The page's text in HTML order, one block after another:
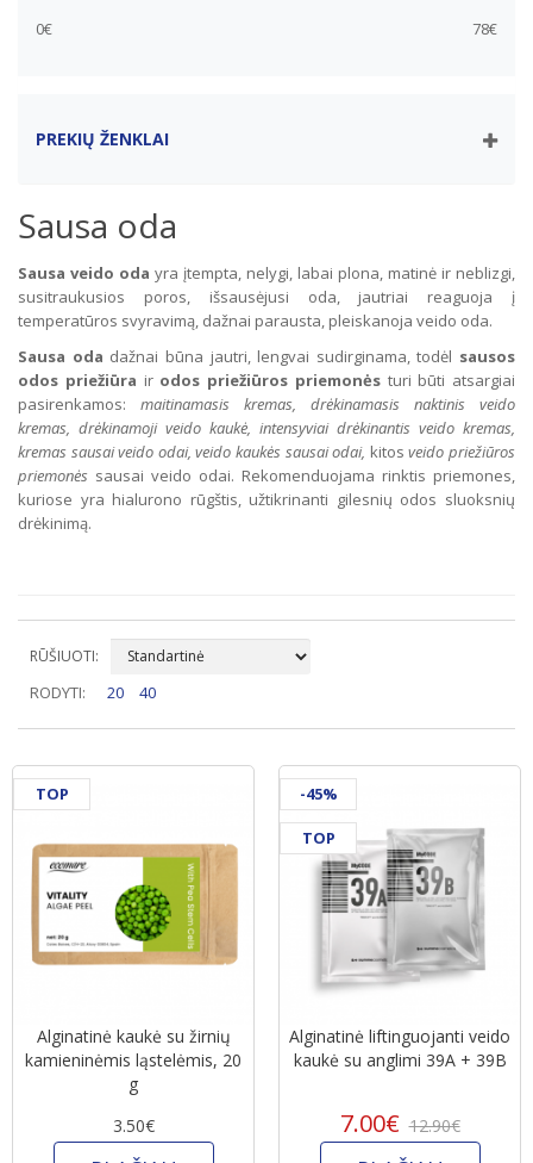
0€ 78€
PREKIŲ ŽENKLAI
Sausa oda
Sausa veido oda yra įtempta, nelygi, labai plona, matinė ir neblizgi,
susitraukusios poros, išsausėjusi oda, jautriai reaguoja į
temperatūros svyravimą, dažnai parausta, pleiskanoja veido oda.
Sausa oda dažnai būna jautri, lengvai sudirginama, todėl sausos
odos priežiūra irodos priežiūros priemonės turi būti atsargiai
pasirenkamos: maitinamasis kremas, drėkinamasis naktinis veido
kremas, drėkinamoji veido kaukė, intensyviai drėkinantis veido kremas,
kremas sausai veido odai, veido kaukės sausai odai, kitosveido priežiūros
priemonės sausai veido odai. Rekomenduojama rinktis priemones,
kuriose yra hialurono rūgštis, užtikrinanti gilesnių odos sluoksnių
drėkinimą.
RŪŠIUOTI:
RODYTI: 20 40
Alginatinė kaukė su žirnių
kamieninėmis ląstelėmis, 20
g
3.50€
TOP
Alginatinė liftinguojanti veido
kaukė su anglimi 39A + 39B
7.00€ 12.90€
-45%
TOP